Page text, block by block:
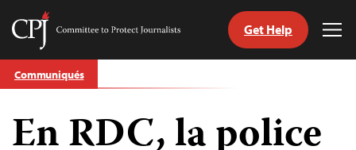
Skip
to
Committee
Journalists
Get Help
Communiqués
En RDC, la police